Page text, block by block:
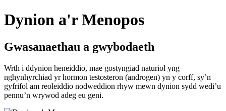
Dynion a'r Menopos
Gwasanaethau a gwybodaeth
Wrth i ddynion heneiddio, mae gostyngiad naturiol yng
nghynhyrchiad yr hormon testosteron (androgen) yn y corff, sy’n
gyfrifol am reoleiddio nodweddion rhyw mewn dynion sydd wedi’u
pennu’n wrywod adeg eu geni.